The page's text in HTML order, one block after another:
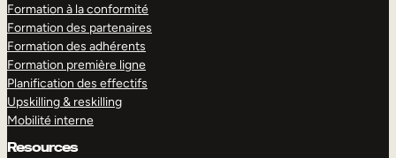
Formation à la conformité
Formation des partenaires
Formation des adhérents
Formation première ligne
Planification des effectifs
Upskilling & reskilling
Mobilité interne
Resources